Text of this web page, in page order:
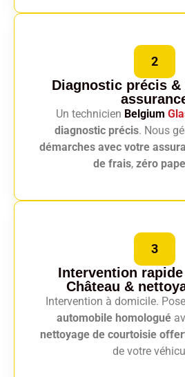
2
Diagnostic précis &
Un technicien Belgium
diagnostic précis. Nous
démarches avec votre
de frais, zéro
3
Intervention
Château &
Intervention à domicile.
automobile homologué
nettoyage de courtoisie
de votre